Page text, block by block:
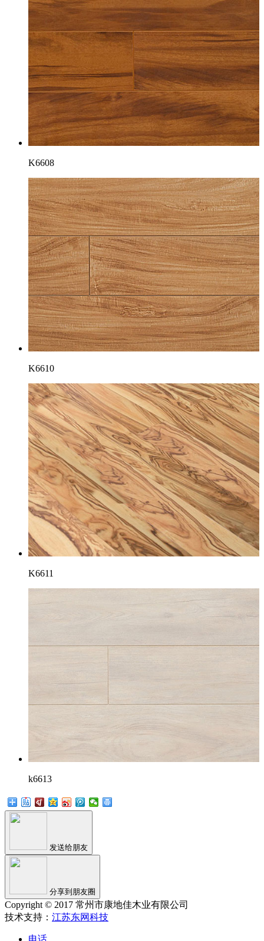
K6608
K6610
K6611
k6613
发送给朋友
分享到朋友圈
Copyright © 2017 常州市康地佳木业有限公司
技术支持： 江苏东网科技